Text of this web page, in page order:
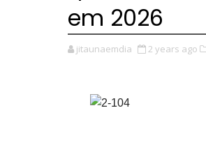
em 2026
jitaunaemdia 2 years ago